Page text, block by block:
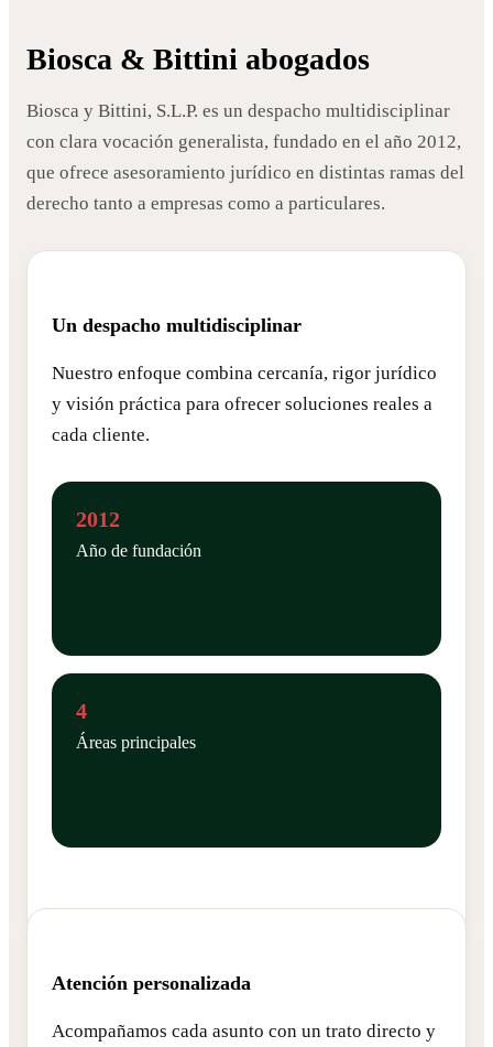
CIVIL, MERCANTIL, LABORAL...
Biosca & Bittini abogados
Biosca y Bittini, S.L.P. es un despacho multidisciplinar
con clara vocación generalista, fundado en el año 2012,
que ofrece asesoramiento jurídico en distintas ramas del
derecho tanto a empresas como a particulares.
Un despacho multidisciplinar
Nuestro enfoque combina cercanía, rigor jurídico
y visión práctica para ofrecer soluciones reales a
cada cliente.
2012
Año de fundación
4
Áreas principales
Atención personalizada
Acompañamos cada asunto con un trato directo y